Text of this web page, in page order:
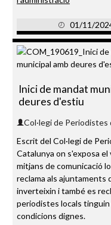
01/11/
Inici de mandat
deures d'estiu
Col·legi de Periodistes
Escrit del Col·legi de
Catalunya on s'exposa el
mitjans de comunicació
reclama als ajuntaments
inverteixin i també es
periodistes locals tinguin
condicions dignes.